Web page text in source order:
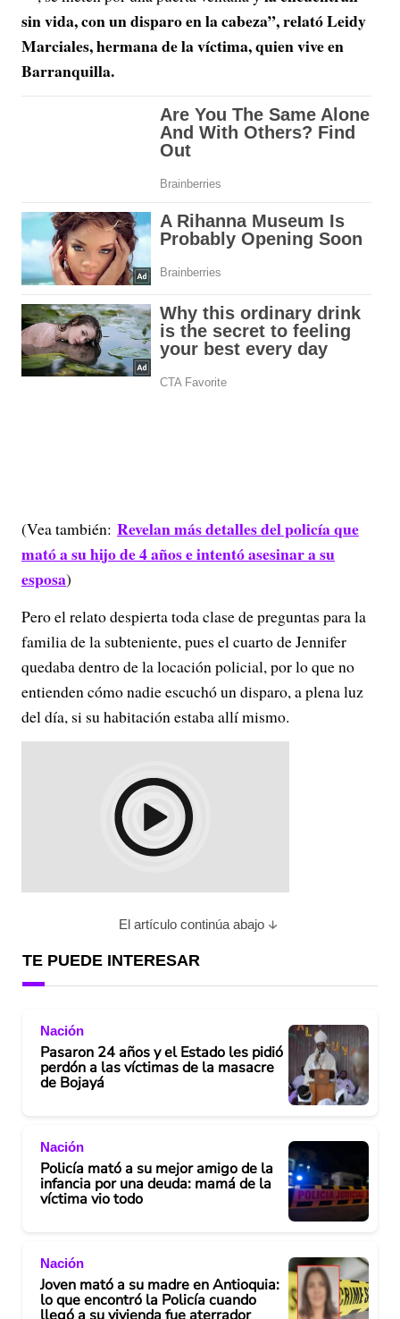
sin vida, con un disparo en la cabeza”, relató Leidy
Marciales, hermana de la víctima, quien vive en
Barranquilla.
(Vea también: Revelan más detalles del policía que
mató a su hijo de 4 años e intentó asesinar a su
esposa)
Pero el relato despierta toda clase de preguntas para la
familia de la subteniente, pues el cuarto de Jennifer
quedaba dentro de la locación policial, por lo que no
entienden cómo nadie escuchó un disparo, a plena luz
del día, si su habitación estaba allí mismo.
El artículo continúa abajo
TE PUEDE INTERESAR
Nación
Pasaron 24 años y el Estado les pidió
perdón a las víctimas de la masacre
de Bojayá
Nación
Policía mató a su mejor amigo de la
infancia por una deuda: mamá de la
víctima vio todo
Nación
Joven mató a su madre en Antioquia:
lo que encontró la Policía cuando